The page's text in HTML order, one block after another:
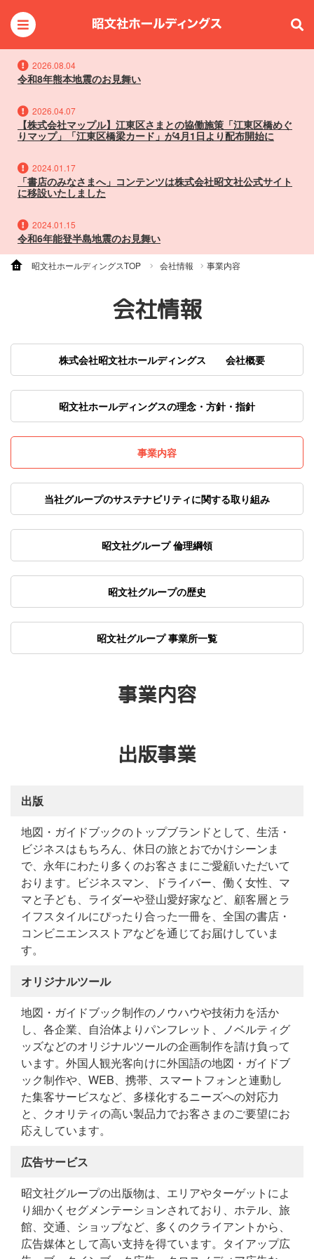
2026.08.04
令和8年熊本地震のお見舞い
2026.04.07
【株式会社マップル】江東区さまとの協働施策「江東区橋めぐ
りマップ」「江東区橋梁カード」が4月1日より配布開始に
2024.01.17
「書店のみなさまへ」コンテンツは株式会社昭文社公式サイト
に移設いたしました
2024.01.15
令和6年能登半島地震のお見舞い
昭文社ホールディングスTOP 会社情報 事業内容
会社情報
株式会社昭文社ホールディングス 会社概要
昭文社ホールディングスの理念・方針・指針
事業内容
当社グループのサステナビリティに関する取り組み
昭文社グループ 倫理綱領
昭文社グループの歴史
昭文社グループ 事業所一覧
事業内容
出版事業
出版
地図・ガイドブックのトップブランドとして、生活・
ビジネスはもちろん、休日の旅とおでかけシーンま
で、永年にわたり多くのお客さまにご愛顧いただいて
おります。ビジネスマン、ドライバー、働く女性、マ
マと子ども、ライダーや登山愛好家など、顧客層とラ
イフスタイルにぴったり合った一冊を、全国の書店・
コンビニエンスストアなどを通じてお届けしていま
す。
オリジナルツール
地図・ガイドブック制作のノウハウや技術力を活か
し、各企業、自治体よりパンフレット、ノベルティグ
ッズなどのオリジナルツールの企画制作を請け負って
います。外国人観光客向けに外国語の地図・ガイドブ
ック制作や、WEB、携帯、スマートフォンと連動し
た集客サービスなど、多様化するニーズへの対応力
と、クオリティの高い製品力でお客さまのご要望にお
応えしています。
広告サービス
昭文社グループの出版物は、エリアやターゲットによ
り細かくセグメンテーションされており、ホテル、旅
館、交通、ショップなど、多くのクライアントから、
広告媒体として高い支持を得ています。タイアップ広